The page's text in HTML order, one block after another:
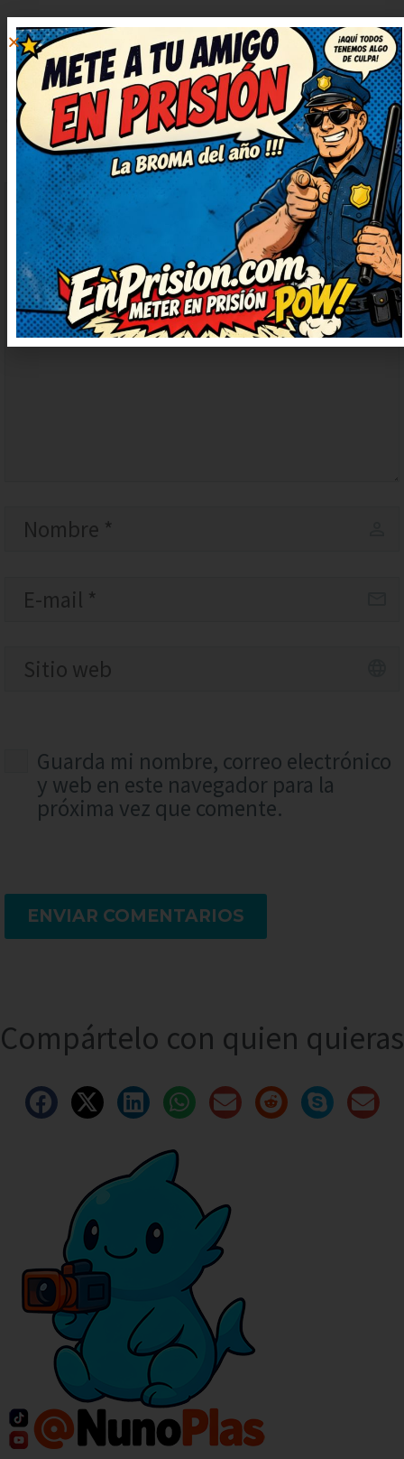
DEJARUN
COMENTARIO
Guarda mi nombre, correo electrónico
y web en este navegador para la
próxima vez que comente.
ENVIAR COMENTARIOS
Compártelo con quien quieras